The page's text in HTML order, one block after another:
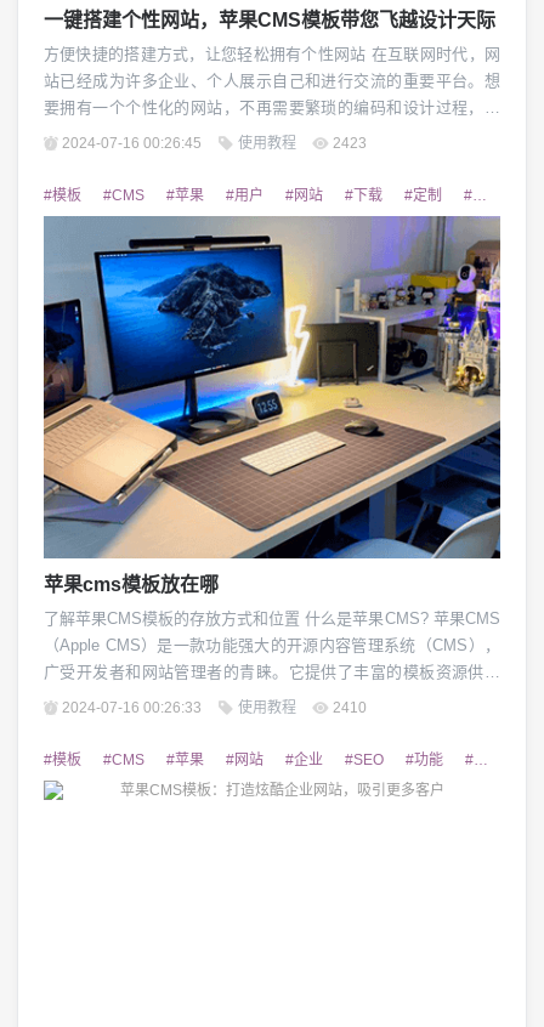
一键搭建个性网站，苹果CMS模板带您飞越设计天际
方便快捷的搭建方式，让您轻松拥有个性网站 在互联网时代，网
站已经成为许多企业、个人展示自己和进行交流的重要平台。想
要拥有一个个性化的网站，不再需要繁琐的编码和设计过程，苹
果CMS模板可以带您飞越设计天际。苹果CMS模板是一种基于C
键搭建个性网站成为可能。 1. 强大的功能 苹果CMS模板提供了
丰富多样的功能，满足了各种类型网...
2024-07-16 00:26:45 使用教程 2423
#模板 #CMS #苹果 #用户 #网站 #下载 #定制 #文件
苹果cms模板放在哪
了解苹果CMS模板的存放方式和位置 什么是苹果CMS? 苹果CMS
（Apple CMS）是一款功能强大的开源内容管理系统（CMS），
广受开发者和网站管理者的青睐。它提供了丰富的模板资源供用
户选择和定制，是搭建网站的优质选择。然而,对于初次使用苹果
苹果CMS模板的存放位置 苹果CMS模板通常有以下几种存放位
置: 1. 官方...
2024-07-16 00:26:33 使用教程 2410
#模板 #CMS #苹果 #网站 #企业 #SEO #功能 #自定义